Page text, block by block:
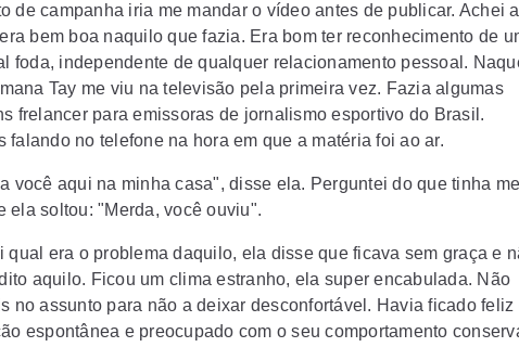
de campanha iria me mandar o vídeo antes de publicar. Achei
bem boa naquilo que fazia. Era bom ter reconhecimento de
foda, independente de qualquer relacionamento pessoal.
Tay me viu na televisão pela primeira vez. Fazia algumas
frelancer para emissoras de jornalismo esportivo do Brasil.
falando no telefone na hora em que a matéria foi ao ar.
você aqui na minha casa", disse ela. Perguntei do que tinha me
ela soltou: "Merda, você ouviu".
qual era o problema daquilo, ela disse que ficava sem graça e
aquilo. Ficou um clima estranho, ela super encabulada. Não
no assunto para não a deixar desconfortável. Havia ficado feliz
espontânea e preocupado com o seu comportamento